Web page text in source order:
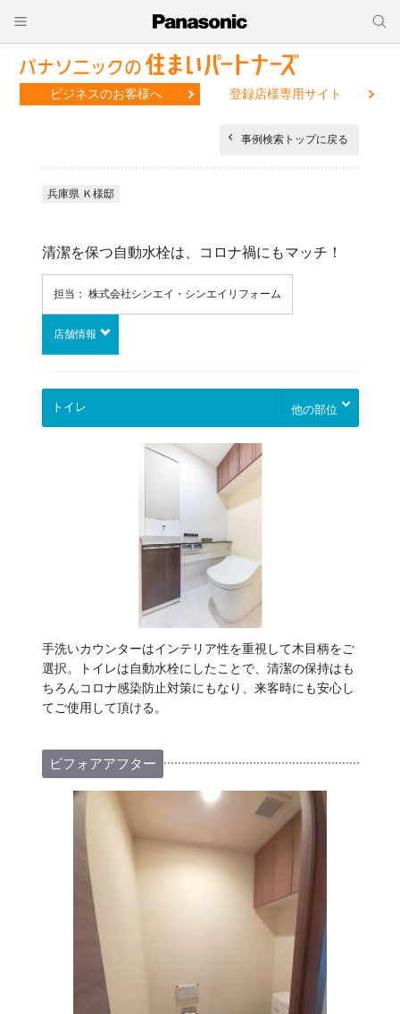
ビジネスのお客様へ 登録店様専用サイト
事例検索トップに戻る
兵庫県 Ｋ様邸
清潔を保つ自動水栓は、コロナ禍にもマッチ！
担当： 株式会社シンエイ・シンエイリフォーム
店舗情報
他の部位
手洗いカウンターはインテリア性を重視して木目柄をご
選択。トイレは自動水栓にしたことで、清潔の保持はも
ちろんコロナ感染防止対策にもなり、来客時にも安心し
てご使用して頂ける。
ビフォアアフター